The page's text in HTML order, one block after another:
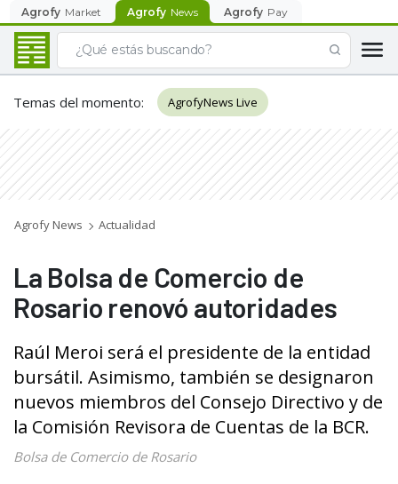
Agrofy Market Agrofy News Agrofy Pay
Temas del momento: AgrofyNews Live
Agrofy News Actualidad
La Bolsa de Comercio de
Rosario renovó autoridades
Raúl Meroi será el presidente de la entidad
bursátil. Asimismo, también se designaron
nuevos miembros del Consejo Directivo y de
la Comisión Revisora de Cuentas de la BCR.
Bolsa de Comercio de Rosario